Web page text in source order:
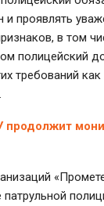
проявлять
в том
полицейский
требований
продолжит
патрульной